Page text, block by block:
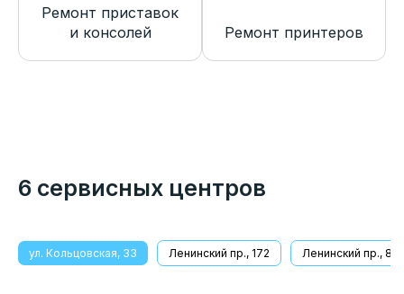
Ремонт приставок
и консолей
Ремонт принтеров
6 сервисных центров
ул. Кольцовская, 33 Ленинский пр., 172 Ленинский пр., 8/1